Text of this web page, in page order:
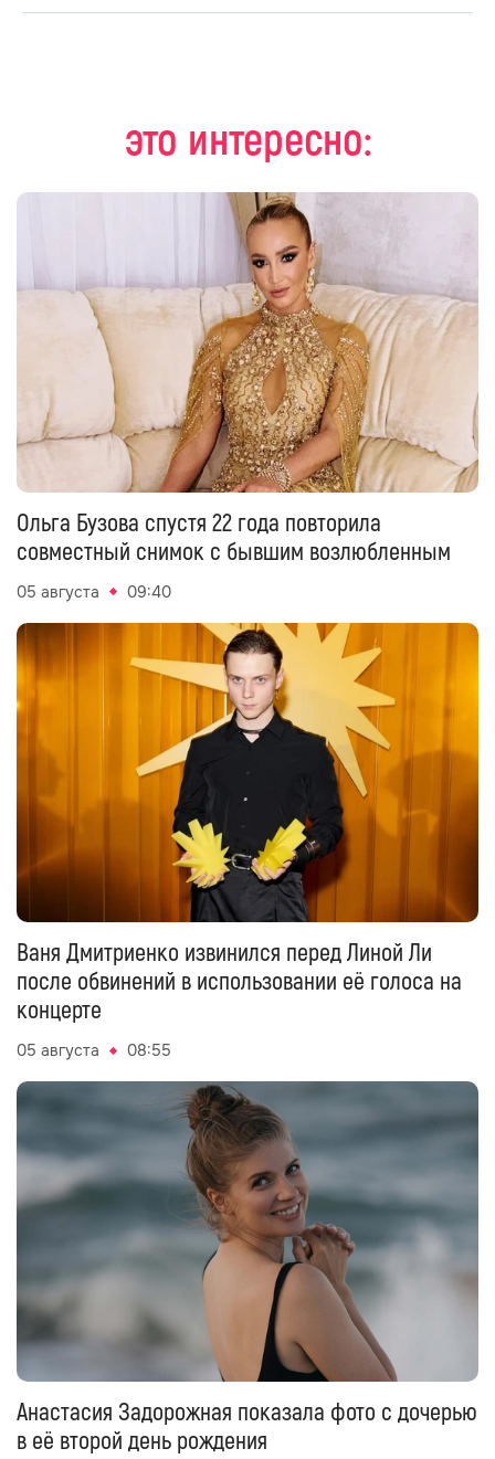
это интересно:
Ольга Бузова спустя 22 года повторила
совместный снимок с бывшим возлюбленным
05 августа 09:40
Ваня Дмитриенко извинился перед Линой Ли
после обвинений в использовании её голоса на
концерте
05 августа 08:55
Анастасия Задорожная показала фото с дочерью
в её второй день рождения